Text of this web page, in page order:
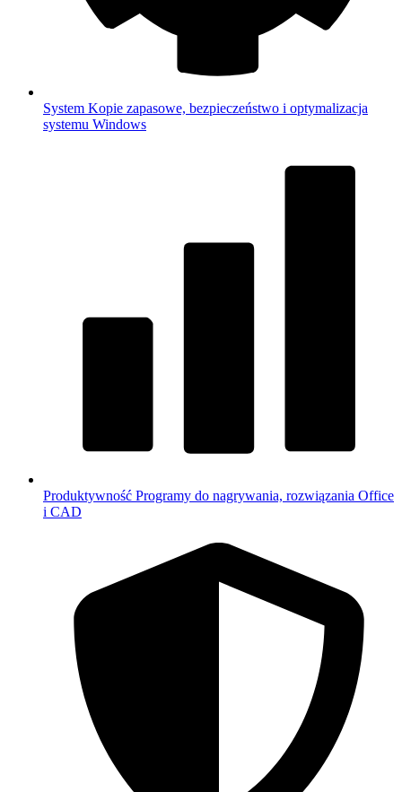
System Kopie zapasowe, bezpieczeństwo i optymalizacja
systemu Windows
Produktywność Programy do nagrywania, rozwiązania Office
i CAD